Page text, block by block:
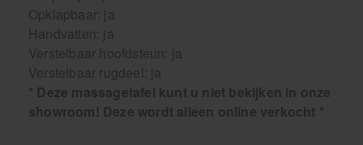
Opklapbaar: ja
Handvatten: ja
Verstelbaar hoofdsteun: ja
Verstelbaar rugdeel: ja
* Deze massagetafel kunt u niet bekijken in onze
showroom! Deze wordt alleen online verkocht *